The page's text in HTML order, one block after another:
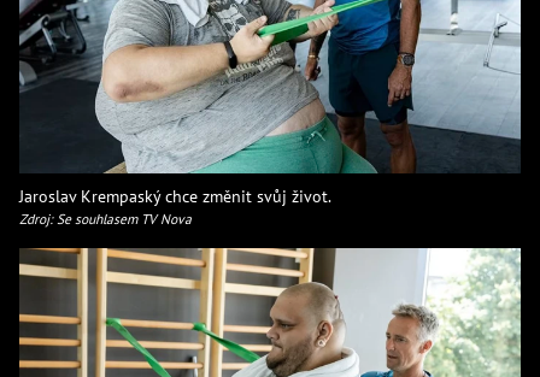
Jaroslav Krempaský chce změnit svůj život.
Zdroj: Se souhlasem TV Nova